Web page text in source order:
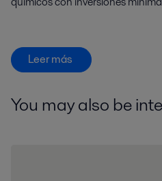
Leer más
You may also be